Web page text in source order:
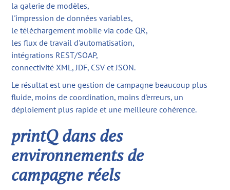
la galerie de modèles,
l'impression de données variables,
le téléchargement mobile via code QR,
les flux de travail d'automatisation,
intégrations REST/SOAP,
connectivité XML, JDF, CSV et JSON.
Le résultat est une gestion de campagne beaucoup plus
fluide, moins de coordination, moins d'erreurs, un
déploiement plus rapide et une meilleure cohérence.
printQ dans des
environnements de
campagne réels